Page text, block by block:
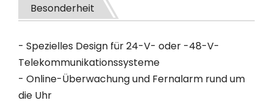
Besonderheit
- Spezielles Design für 24-V- oder -48-V-
Telekommunikationssysteme
- Online-Überwachung und Fernalarm rund um
die Uhr